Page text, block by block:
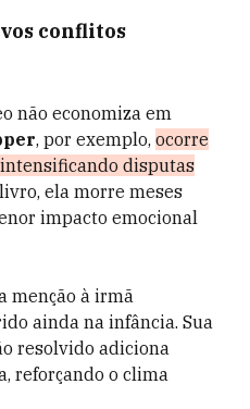
conflitos
não economiza em
, por exemplo, ocorre
disputas
ela morre meses
impacto emocional
menção à irmã
ainda na infância. Sua
resolvido adiciona
reforçando o clima